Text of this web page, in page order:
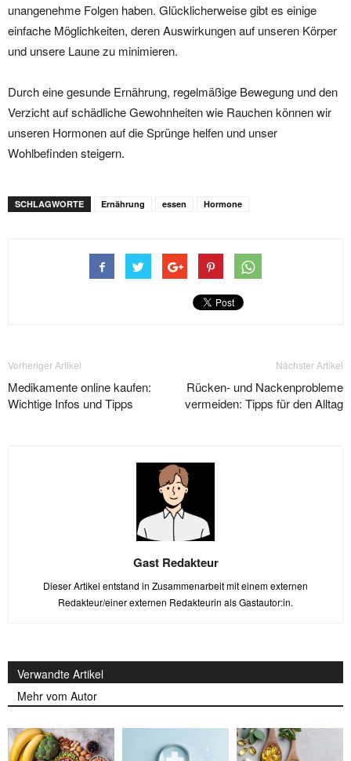
unangenehme Folgen haben. Glücklicherweise gibt es einige
einfache Möglichkeiten, deren Auswirkungen auf unseren Körper
und unsere Laune zu minimieren.
Durch eine gesunde Ernährung, regelmäßige Bewegung und den
Verzicht auf schädliche Gewohnheiten wie Rauchen können wir
unseren Hormonen auf die Sprünge helfen und unser
Wohlbefinden steigern.
SCHLAGWORTE Ernährung essen Hormone
Vorheriger Artikel
Medikamente online kaufen:
Wichtige Infos und Tipps
Nächster Artikel
Rücken- und Nackenprobleme
vermeiden: Tipps für den Alltag
Gast Redakteur
Dieser Artikel entstand in Zusammenarbeit mit einem externen
Redakteur/einer externen Redakteurin als Gastautor:in.
Verwandte Artikel
Mehr vom Autor